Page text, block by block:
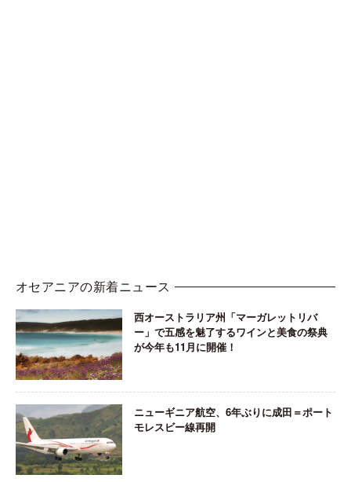
オセアニアの新着ニュース
西オーストラリア州「マーガレットリバ
ー」で五感を魅了するワインと美食の祭典
が今年も11月に開催！
ニューギニア航空、6年ぶりに成田＝ポート
モレスビー線再開